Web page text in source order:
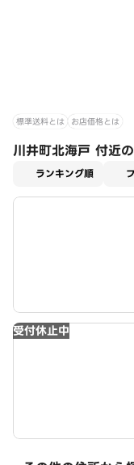
標準送料とは お店価格とは
川井町北海戸 付近
ランキング順
受付休止中